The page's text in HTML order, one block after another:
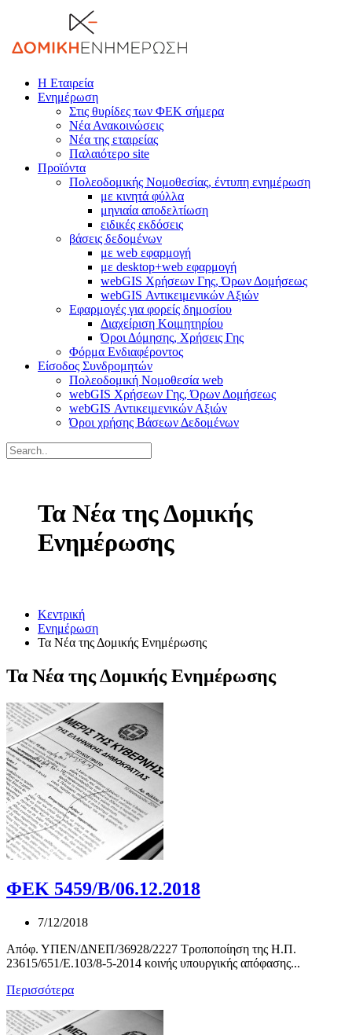
Η Εταιρεία
Ενημέρωση
Στις θυρίδες των ΦΕΚ σήμερα
Νέα Ανακοινώσεις
Νέα της εταιρείας
Παλαιότερο site
Προϊόντα
Πολεοδομικής Νομοθεσίας, έντυπη ενημέρωση
με κινητά φύλλα
μηνιαία αποδελτίωση
ειδικές εκδόσεις
βάσεις δεδομένων
με web εφαρμογή
με desktop+web εφαρμογή
webGIS Χρήσεων Γης, Όρων Δομήσεως
webGIS Αντικειμενικών Αξιών
Εφαρμογές για φορείς δημοσίου
Διαχείριση Κοιμητηρίου
Όροι Δόμησης, Χρήσεις Γης
Φόρμα Ενδιαφέροντος
Είσοδος Συνδρομητών
Πολεοδομική Νομοθεσία web
webGIS Χρήσεων Γης, Όρων Δομήσεως
webGIS Αντικειμενικών Αξιών
Όροι χρήσης Βάσεων Δεδομένων
Τα Νέα της Δομικής
Ενημέρωσης
Κεντρική
Ενημέρωση
Τα Νέα της Δομικής Ενημέρωσης
Τα Νέα της Δομικής Ενημέρωσης
ΦΕΚ 5459/Β/06.12.2018
7/12/2018
Απόφ. ΥΠΕΝ/ΔΝΕΠ/36928/2227 Τροποποίηση της H.Π.
23615/651/Ε.103/8-5-2014 κοινής υπουργικής απόφασης...
Περισσότερα